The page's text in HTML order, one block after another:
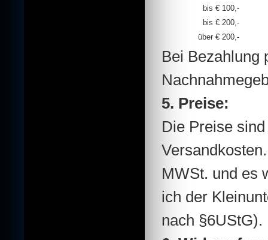
bis € 100,-
bis € 200,-
über € 200,-
Bei Bezahlung
5. Preise:
Die Preise
MWSt. und es
ich der
nach §6UStG).